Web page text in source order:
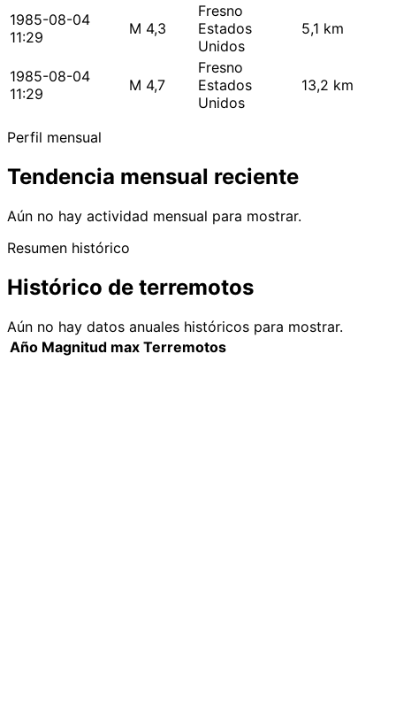
1985-08-04
11:29
M 4,3
Fresno
Estados
Unidos
5,1 km
1985-08-04
11:29
M 4,7
Fresno
Estados
Unidos
13,2 km
Perfil mensual
Tendencia mensual reciente
Aún no hay actividad mensual para mostrar.
Resumen histórico
Histórico de terremotos
Aún no hay datos anuales históricos para mostrar.
Año Magnitud max Terremotos